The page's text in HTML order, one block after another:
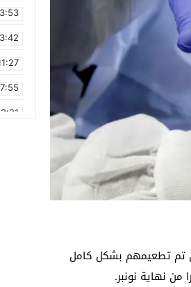
تم تطعيمهم بشكل كامل
نهاية نونبر.